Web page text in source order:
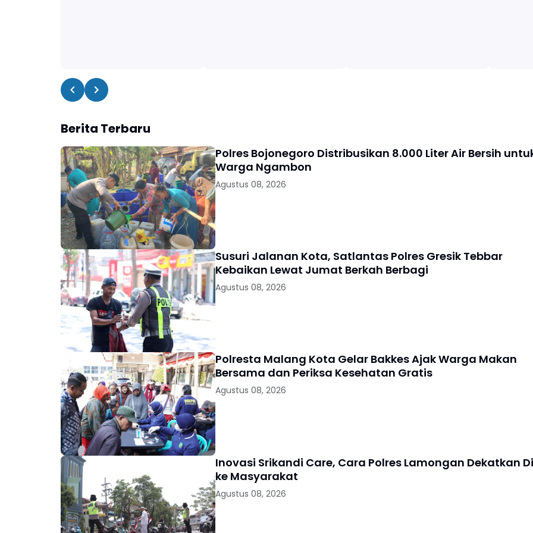
Berita Terbaru
Polres Bojonegoro Distribusikan 8.000 Liter Air Bersih
Warga Ngambon
Agustus 08, 2026
Susuri Jalanan Kota, Satlantas Polres Gresik Tebbar
Kebaikan Lewat Jumat Berkah Berbagi
Agustus 08, 2026
Polresta Malang Kota Gelar Bakkes Ajak Warga Makan
Bersama dan Periksa Kesehatan Gratis
Agustus 08, 2026
Inovasi Srikandi Care, Cara Polres Lamongan Dekatkan
ke Masyarakat
Agustus 08, 2026